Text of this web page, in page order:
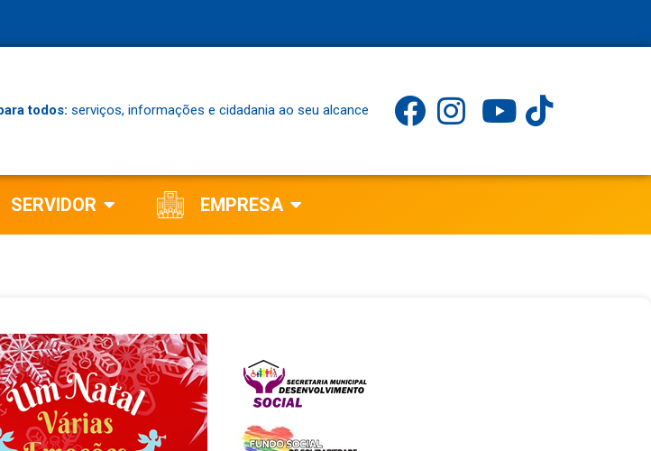
todos: serviços, informações e cidadania ao seu alcance
SERVIDOR EMPRESA